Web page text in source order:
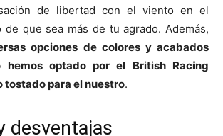
de libertad con el viento en el
de que sea más de tu agrado. Además,
opciones de colores y acabados
hemos optado por el British Racing
tostado para el nuestro.
desventajas